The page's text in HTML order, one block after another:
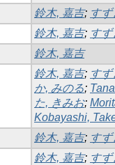
鈴木, 嘉吉; すず
鈴木, 嘉吉; すず
鈴木, 嘉吉
鈴木, 嘉吉; すず
か, みのる;
た, きみお;
Kobayashi,
鈴木, 嘉吉; すず
鈴木, 嘉吉; すず